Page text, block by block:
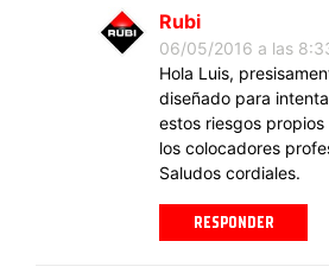
Rubi
06/05/2016 a las
Hola Luis,
diseñado para
estos riesgos
los colocadores
Saludos cordiales.
RESPONDER